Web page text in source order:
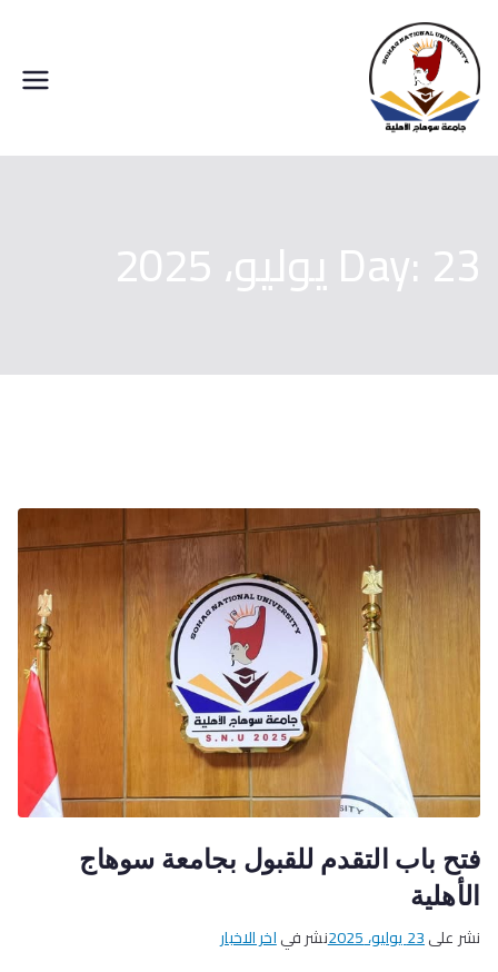
إلى
المحتوى
Day: 23 يوليو، 2025
فتح باب التقدم للقبول بجامعة سوهاج
الأهلية
نشر على23 يوليو، 2025 نشر فياخر الاخبار